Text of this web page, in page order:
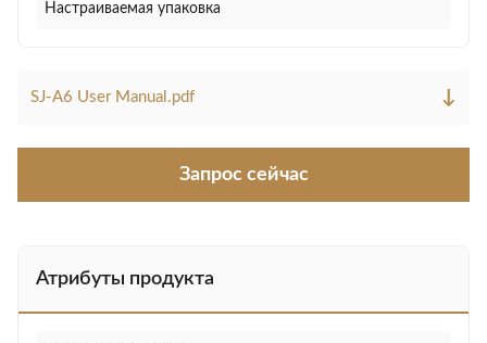
Настраиваемая упаковка
SJ-A6 User Manual.pdf ↓
Запрос сейчас
Атрибуты продукта